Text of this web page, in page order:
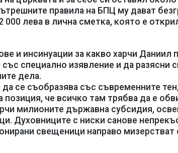
правила на БПЦ му дават
лева в лична сметка, която е
и инсинуации за какво харчи Даниил
специално изявление и да разясни
дела.
се съобразява със съвременните
позиция, че всичко там трябва да е
милионите държавна субсидия,
Духовниците с ниски санове
свещеници направо мизерстват